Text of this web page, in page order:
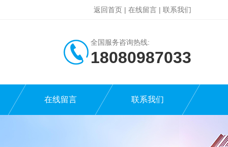
返回首页 | 在线留言 | 联系我们
全国服务咨询热线:
18080987033
在线留言 联系我们